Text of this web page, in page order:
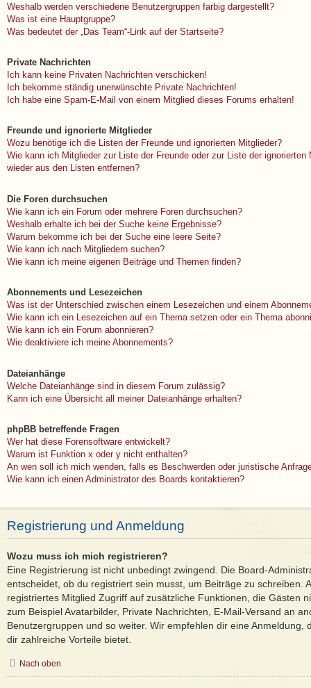
Weshalb werden verschiedene Benutzergruppen farbig dargestellt?
Was ist eine Hauptgruppe?
Was bedeutet der „Das Team“-Link auf der Startseite?
Private Nachrichten
Ich kann keine Privaten Nachrichten verschicken!
Ich bekomme ständig unerwünschte Private Nachrichten!
Ich habe eine Spam-E-Mail von einem Mitglied dieses Forums erhalten!
Freunde und ignorierte Mitglieder
Wozu benötige ich die Listen der Freunde und ignorierten Mitglieder?
Wie kann ich Mitglieder zur Liste der Freunde oder zur Liste der ignorierten
wieder aus den Listen entfernen?
Die Foren durchsuchen
Wie kann ich ein Forum oder mehrere Foren durchsuchen?
Weshalb erhalte ich bei der Suche keine Ergebnisse?
Warum bekomme ich bei der Suche eine leere Seite?
Wie kann ich nach Mitgliedern suchen?
Wie kann ich meine eigenen Beiträge und Themen finden?
Abonnements und Lesezeichen
Was ist der Unterschied zwischen einem Lesezeichen und einem
Wie kann ich ein Lesezeichen auf ein Thema setzen oder ein Thema
Wie kann ich ein Forum abonnieren?
Wie deaktiviere ich meine Abonnements?
Dateianhänge
Welche Dateianhänge sind in diesem Forum zulässig?
Kann ich eine Übersicht all meiner Dateianhänge erhalten?
phpBB betreffende Fragen
Wer hat diese Forensoftware entwickelt?
Warum ist Funktion x oder y nicht enthalten?
An wen soll ich mich wenden, falls es Beschwerden oder juristische
Wie kann ich einen Administrator des Boards kontaktieren?
Registrierung und Anmeldung
Wozu muss ich mich registrieren?
Eine Registrierung ist nicht unbedingt zwingend. Die Board-
entscheidet, ob du registriert sein musst, um Beiträge zu schreiben.
registriertes Mitglied Zugriff auf zusätzliche Funktionen, die Gästen
zum Beispiel Avatarbilder, Private Nachrichten, E-Mail-Versand an
Benutzergruppen und so weiter. Wir empfehlen dir eine Anmeldung,
dir zahlreiche Vorteile bietet.
Nach oben